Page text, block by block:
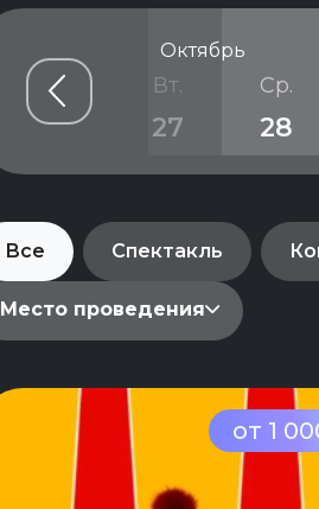
Октябрь
Пн.
26
Вт.
27
Ср.
28
Все Спектакль
Место проведения
от 1